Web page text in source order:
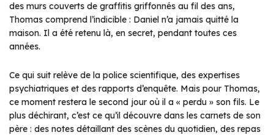
des murs couverts de graffitis griffonnés au fil des ans,
Thomas comprend l’indicible : Daniel n’a jamais quitté la
maison. Il a été retenu là, en secret, pendant toutes ces
années.
Ce qui suit relève de la police scientifique, des expertises
psychiatriques et des rapports d’enquête. Mais pour Thomas,
ce moment restera le second jour où il a « perdu » son fils. Le
plus déchirant, c’est ce qu’il découvre dans les carnets de son
père : des notes détaillant des scènes du quotidien, des repas